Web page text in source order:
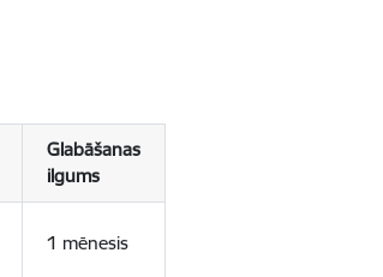
Glabāšanas
ilgums
1 mēnesis